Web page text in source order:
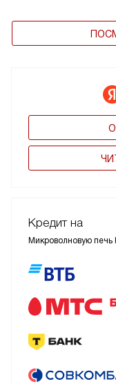
Кредит на
Микроволновую печь